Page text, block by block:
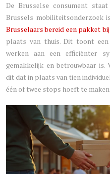
De Brusselse consument
Brussels mobiliteitsonderzoek
Brusselaars bereid een pakket
plaats van thuis. Dit toont
werken aan een efficiënter
gemakkelijk en betrouwbaar is.
dit dat in plaats van tien
één of twee stops hoeft te